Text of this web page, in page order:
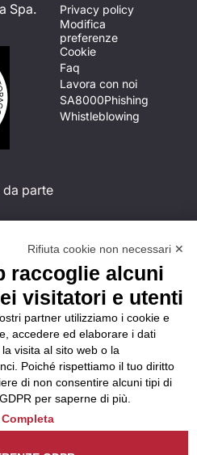
Spa.
parte
un
reclami/.
Privacy policy
Modifica
preferenze
Cookie
Faq
Lavora con noi
SA8000Phishing
Whistleblowing
Rifiuta cookie non necessari ✕
raccoglie alcuni
visitatori e utenti
partner utilizziamo i cookie e
accedere ed elaborare i dati
visita al sito web o la
Poiché rispettiamo il tuo diritto
di non consentire alcuni tipi di
per saperne di più.